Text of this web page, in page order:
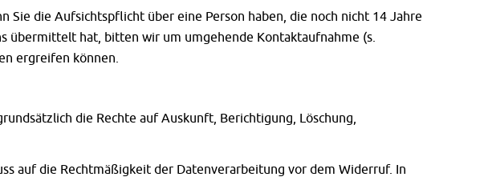
die Aufsichtspflicht über eine Person haben, die noch nicht 14 Jahre
übermittelt hat, bitten wir um umgehende Kontaktaufnahme (s.
ergreifen können.
die Rechte auf Auskunft, Berichtigung, Löschung,
auf die Rechtmäßigkeit der Datenverarbeitung vor dem Widerruf. In